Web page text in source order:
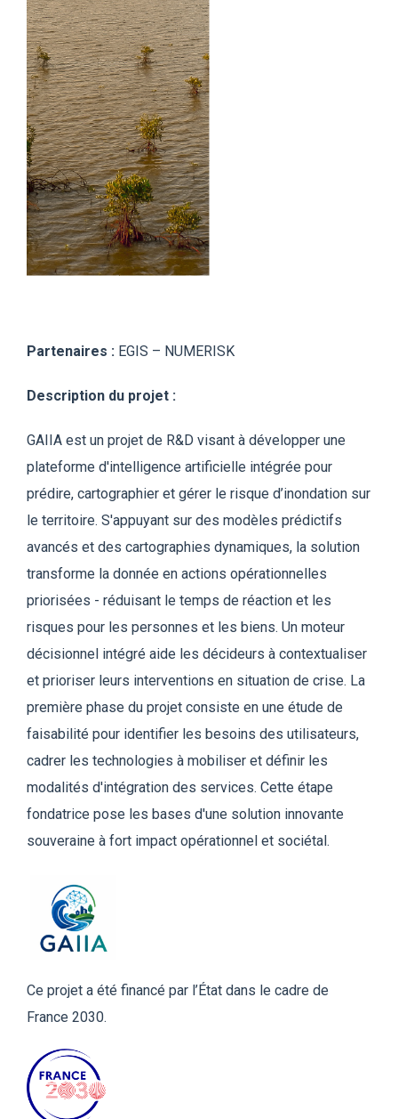
Partenaires : EGIS – NUMERISK
Description du projet :
GAIIA est un projet de R&D visant à développer une
plateforme d'intelligence artificielle intégrée pour
prédire, cartographier et gérer le risque d’inondation sur
le territoire. S'appuyant sur des modèles prédictifs
avancés et des cartographies dynamiques, la solution
transforme la donnée en actions opérationnelles
priorisées - réduisant le temps de réaction et les
risques pour les personnes et les biens. Un moteur
décisionnel intégré aide les décideurs à contextualiser
et prioriser leurs interventions en situation de crise. La
première phase du projet consiste en une étude de
faisabilité pour identifier les besoins des utilisateurs,
cadrer les technologies à mobiliser et définir les
modalités d'intégration des services. Cette étape
fondatrice pose les bases d'une solution innovante
souveraine à fort impact opérationnel et sociétal.
Ce projet a été financé par l’État dans le cadre de
France 2030.